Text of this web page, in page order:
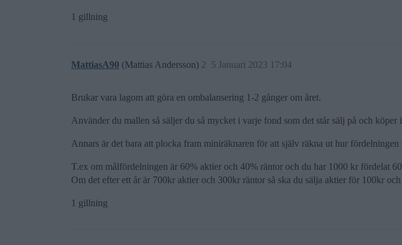
1 gillning
MattiasA90 (Mattias Andersson) 5 Januari 2023 17:04
2
Brukar vara lagom att göra en ombalansering 1-2 gånger om året.
Använder du mallen så säljer du så mycket i varje fond som det står sälj på och
Annars är det bara att plocka fram miniräknaren för att själv räkna ut hur
T.ex om målfördelningen är 60% aktier och 40% räntor och du har 1000 kr fördelat
Om det efter ett år är 700kr aktier och 300kr räntor så ska du sälja aktier för 100kr
1 gillning